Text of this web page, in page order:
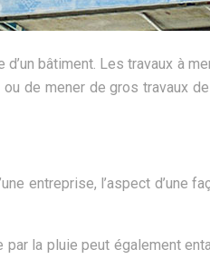
bâtiment. Les travaux à
de mener de gros travaux
entreprise, l’aspect d’une
la pluie peut également